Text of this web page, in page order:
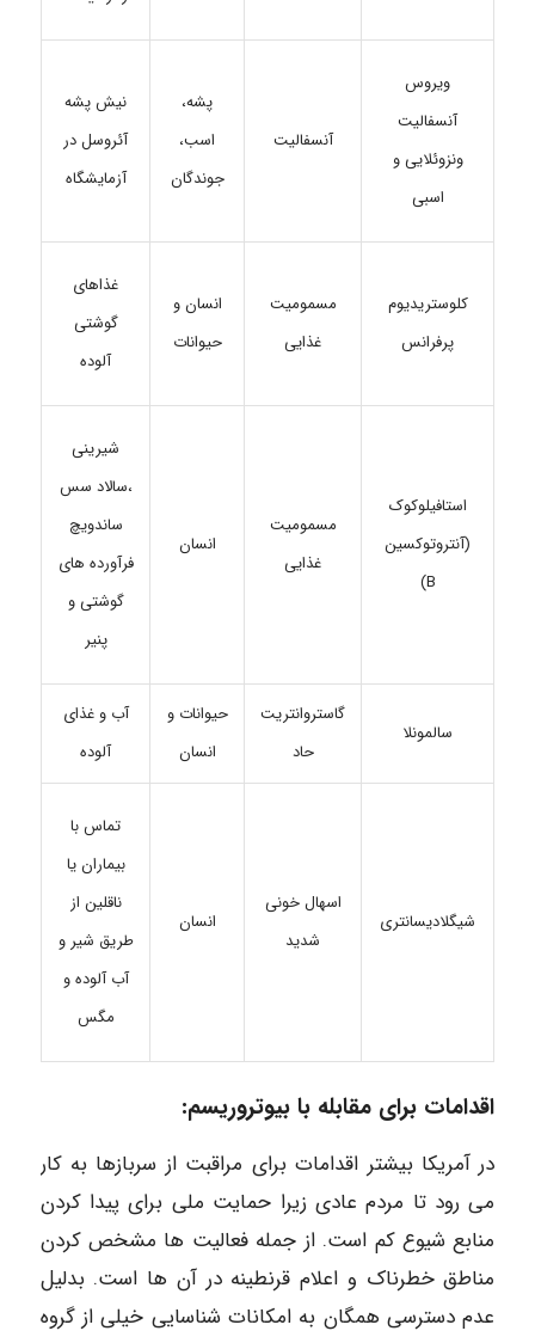
ویروس
آنسفالیت
ونزوئلایی و
اسبی
آنسفالیت
پشه،
اسب،
جوندگان
نیش پشه
آئروسل در
آزمایشگاه
کلوستریدیوم
پرفرانس
مسمومیت
غذایی
انسان و
حیوانات
غذاهای
گوشتی
آلوده
استافیلوکوک
(آنتروتوکسین
B)
مسمومیت
غذایی
انسان
شیرینی
،سالاد سس
ساندویچ
فرآورده های
گوشتی و
پنیر
سالمونلا
گاستروانتریت
حاد
حیوانات و
انسان
آب و غذای
آلوده
شیگلادیسانتری
اسهال خونی
شدید
انسان
تماس با
بیماران یا
ناقلین از
طریق شیر و
آب آلوده و
مگس
اقدامات برای مقابله با بیوتروریسم:
در آمریکا بیشتر اقدامات برای مراقبت از سربازها به کار
می رود تا مردم عادی زیرا حمایت ملی برای پیدا کردن
منابع شیوع کم است. از جمله فعالیت ها مشخص کردن
مناطق خطرناک و اعلام قرنطینه در آن ها است. بدلیل
عدم دسترسی همگان به امکانات شناسایی خیلی از گروه